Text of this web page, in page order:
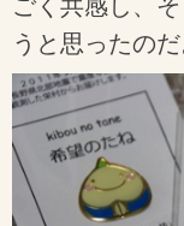
ごく共感し、
うと思ったの